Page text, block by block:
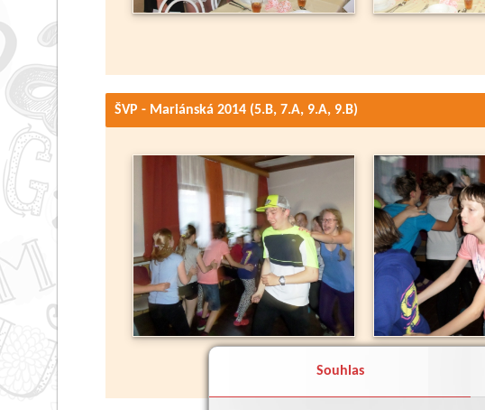
Souhlas
ŠVP - Mariánská 2014 (5.B, 7.A, 9.A, 9.B)